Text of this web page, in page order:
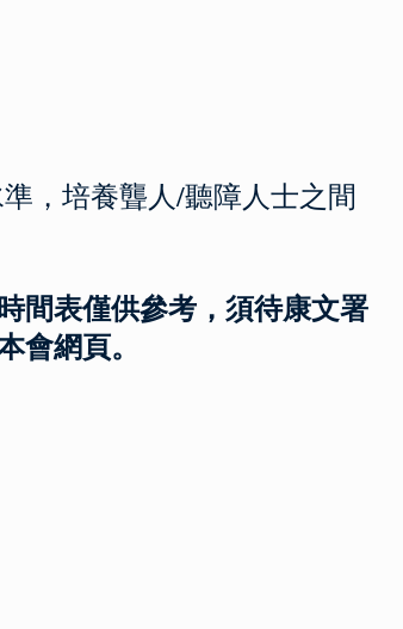
，培養聾人/聽障人士之間
間表僅供參考，須待康文署
會網頁。